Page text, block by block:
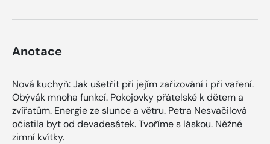
Anotace
Nová kuchyň: Jak ušetřit při jejím zařizování i při vaření.
Obývák mnoha funkcí. Pokojovky přátelské k dětem a
zvířatům. Energie ze slunce a větru. Petra Nesvačilová
očistila byt od devadesátek. Tvoříme s láskou. Něžné
zimní kvítky.